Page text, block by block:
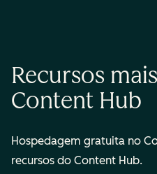
Recursos
Content Hub
Hospedagem gratuita no
recursos do Content Hub.